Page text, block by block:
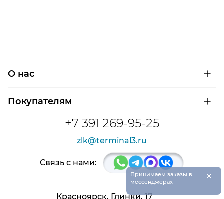
+7 391 269-95-25
zlk@terminal3.ru
О нас
Сертификаты на продукцию
Покупателям
Доставка и оплата
Расшифровка маркировки подшипников
Связь с нами:
Красноярск, Глинки, 17
Принимаем заказы в
мессенджерах
×